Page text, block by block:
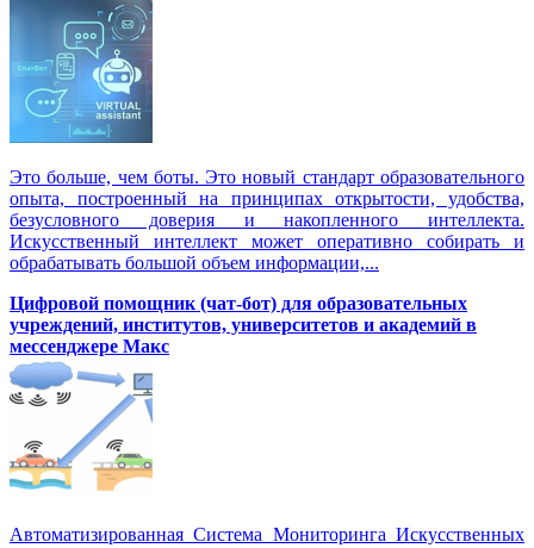
Это больше, чем боты. Это новый стандарт образовательного
опыта, построенный на принципах открытости, удобства,
безусловного доверия и накопленного интеллекта.
Искусственный интеллект может оперативно собирать и
обрабатывать большой объем информации,...
Цифровой помощник (чат-бот) для образовательных
учреждений, институтов, университетов и академий в
мессенджере Макс
Автоматизированная Система Мониторинга Искусственных